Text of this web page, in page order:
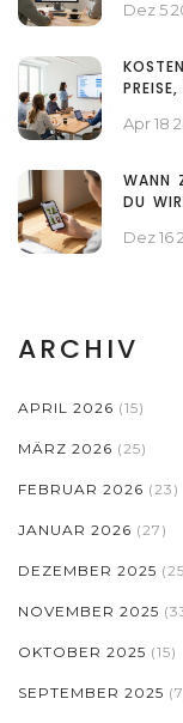
Dez 5
Apr 18
WANN
DU
Dez 16
ARCHIV
APRIL 2026 (15)
MÄRZ 2026 (25)
FEBRUAR 2026 (23)
JANUAR 2026 (27)
DEZEMBER 2025
NOVEMBER 2025
OKTOBER 2025 (15)
SEPTEMBER 2025